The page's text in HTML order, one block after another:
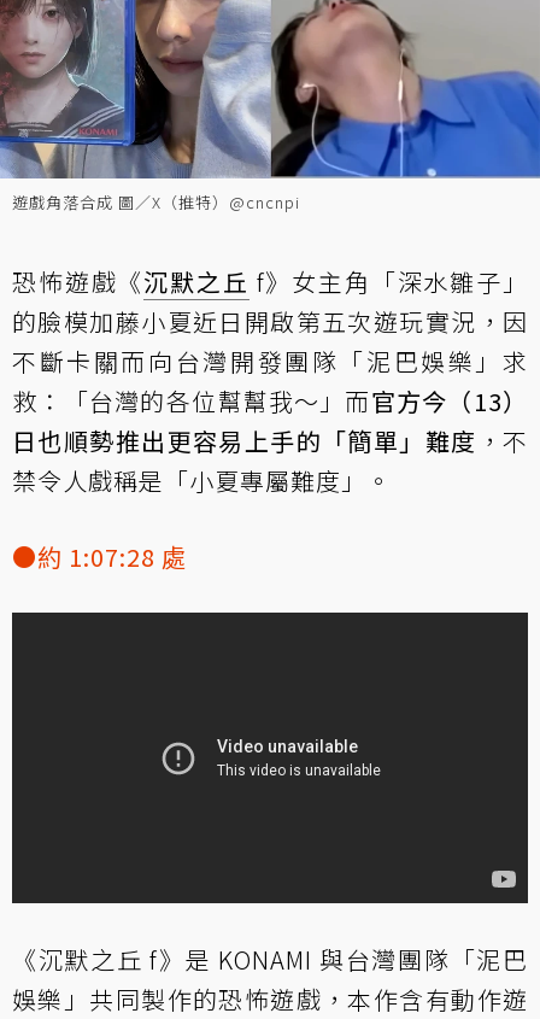
遊戲角落合成 圖／X（推特）@cncnpi
恐怖遊戲《沉默之丘 f》女主角「深水雛子」
的臉模加藤小夏近日開啟第五次遊玩實況，因
不斷卡關而向台灣開發團隊「泥巴娛樂」求
救：「台灣的各位幫幫我～」而官方今（13）
日也順勢推出更容易上手的「簡單」難度 ，不
禁令人戲稱是「小夏專屬難度」。
●約 1:07:28 處
《沉默之丘 f》是 KONAMI 與台灣團隊「泥巴
娛樂」共同製作的恐怖遊戲，本作含有動作遊